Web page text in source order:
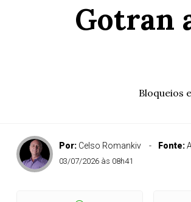
Gotran
Bloqueios
Por: Celso Romankiv Fonte:
03/07/2026 às 08h41